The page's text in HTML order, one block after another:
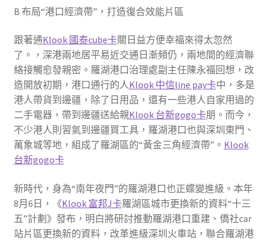
B 布局“港口經濟帶”，打造復合效能片區
跟著通Klook 國泰cube卡關日益方便幸福來得太忽然
了。，深港兩地居平易近交通日漸頻仍，兩地間的經濟聯
絡接觸愈發親密。羅湖港口治理處副主任陳永福回想，改
造開放初期，港口通行的人Klook 中信line pay卡中，多是
港人帶貨到邊疆，除了日用品，還有一些港人自家用過的
二手電器，帶到邊疆送給親Klook 台新gogo卡朋。而今，
不少港人則習氣到邊疆買工具，羅湖港口也與深圳東門、
萬象城等地，組成了羅湖區的“黃金三角經濟帶”。 Klook
台新gogo卡
新時代，身為“南年夜門”的羅湖港口也正蝶變進級。本年
8月6日，《Klook 富邦J卡羅湖區城市更換新的資料“十三
五”計劃》發布，明白將研討推動羅湖港口重建、僑社car
站片區更換新的資料，改革進級深圳火車站，聯合羅湖港